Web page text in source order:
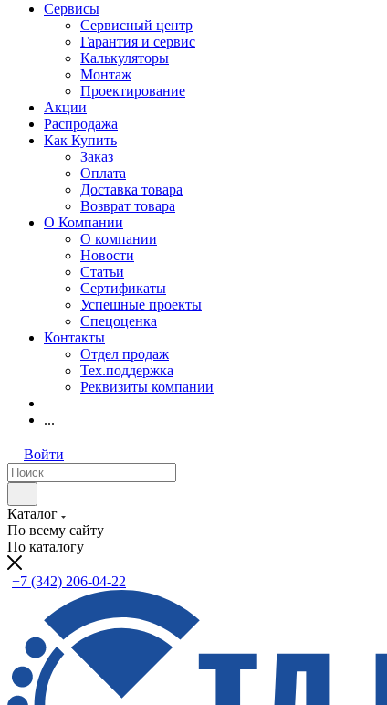
Сервисы
Сервисный центр
Гарантия и сервис
Калькуляторы
Монтаж
Проектирование
Акции
Распродажа
Как Купить
Заказ
Оплата
Доставка товара
Возврат товара
О Компании
О компании
Новости
Статьи
Сертификаты
Успешные проекты
Спецоценка
Контакты
Отдел продаж
Тех.поддержка
Реквизиты компании
...
Войти
Каталог
По всему сайту
По каталогу
+7 (342) 206-04-22